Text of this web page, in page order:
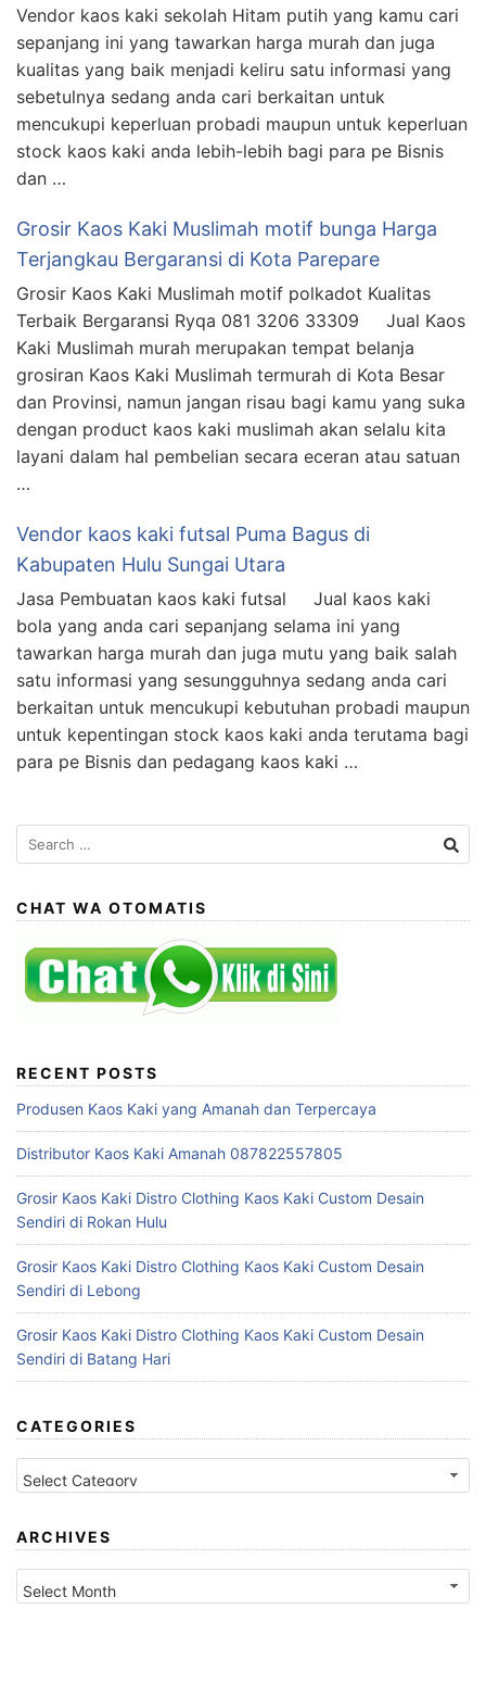
Vendor kaos kaki sekolah Hitam putih yang kamu cari
sepanjang ini yang tawarkan harga murah dan juga
kualitas yang baik menjadi keliru satu informasi yang
sebetulnya sedang anda cari berkaitan untuk
mencukupi keperluan probadi maupun untuk keperluan
stock kaos kaki anda lebih-lebih bagi para pe Bisnis
dan …
Grosir Kaos Kaki Muslimah motif bunga Harga
Terjangkau Bergaransi di Kota Parepare
Grosir Kaos Kaki Muslimah motif polkadot Kualitas
Terbaik Bergaransi Ryqa 081 3206 33309 Jual Kaos
Kaki Muslimah murah merupakan tempat belanja
grosiran Kaos Kaki Muslimah termurah di Kota Besar
dan Provinsi, namun jangan risau bagi kamu yang suka
dengan product kaos kaki muslimah akan selalu kita
layani dalam hal pembelian secara eceran atau satuan
…
Vendor kaos kaki futsal Puma Bagus di
Kabupaten Hulu Sungai Utara
Jasa Pembuatan kaos kaki futsal Jual kaos kaki
bola yang anda cari sepanjang selama ini yang
tawarkan harga murah dan juga mutu yang baik salah
satu informasi yang sesungguhnya sedang anda cari
berkaitan untuk mencukupi kebutuhan probadi maupun
untuk kepentingan stock kaos kaki anda terutama bagi
para pe Bisnis dan pedagang kaos kaki …
Search
for:
CHAT WA OTOMATIS
RECENT POSTS
Produsen Kaos Kaki yang Amanah dan Terpercaya
Distributor Kaos Kaki Amanah 087822557805
Grosir Kaos Kaki Distro Clothing Kaos Kaki Custom Desain
Sendiri di Rokan Hulu
Grosir Kaos Kaki Distro Clothing Kaos Kaki Custom Desain
Sendiri di Lebong
Grosir Kaos Kaki Distro Clothing Kaos Kaki Custom Desain
Sendiri di Batang Hari
CATEGORIES
Categories
ARCHIVES
Archives